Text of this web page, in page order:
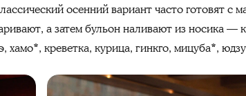
осенний вариант часто готовят
а затем бульон наливают из носика —
креветка, курица, гинкго, мицуба*,